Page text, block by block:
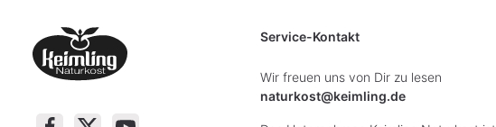
Service-Kontakt
Wir freuen uns von Dir zu lesen
naturkost@keimling.de